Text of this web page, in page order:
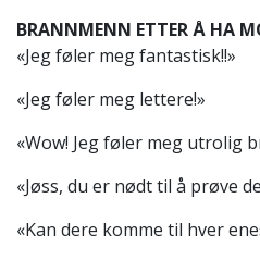
BRANNMENN ETTER Å HA
«Jeg føler meg fantastisk!!»
«Jeg føler meg lettere!»
«Wow! Jeg føler meg utrolig
«Jøss, du er nødt til å prøve
«Kan dere komme til hver